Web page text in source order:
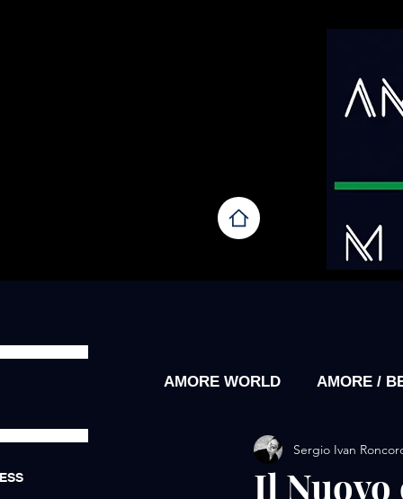
AMORE WORLD AMORE /
AMORE / EXHIBITIONS
Il
Sergio Ivan